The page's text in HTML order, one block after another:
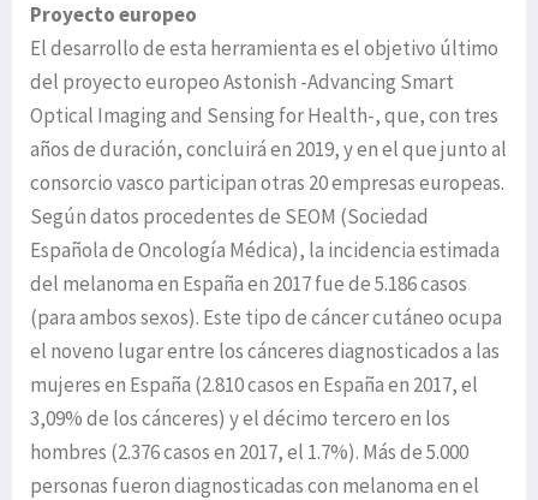
Proyecto europeo
El desarrollo de esta herramienta es el objetivo último
del proyecto europeo Astonish -Advancing Smart
Optical Imaging and Sensing for Health-, que, con tres
años de duración, concluirá en 2019, y en el que junto al
consorcio vasco participan otras 20 empresas europeas.
Según datos procedentes de SEOM (Sociedad
Española de Oncología Médica), la incidencia estimada
del melanoma en España en 2017 fue de 5.186 casos
(para ambos sexos). Este tipo de cáncer cutáneo ocupa
el noveno lugar entre los cánceres diagnosticados a las
mujeres en España (2.810 casos en España en 2017, el
3,09% de los cánceres) y el décimo tercero en los
hombres (2.376 casos en 2017, el 1.7%). Más de 5.000
personas fueron diagnosticadas con melanoma en el